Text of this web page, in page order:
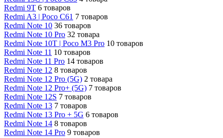
Redmi 9T 6 товаров
Redmi A3 | Poco C61 7 товаров
Redmi Note 10 36 товаров
Redmi Note 10 Pro 32 товара
Redmi Note 10T | Poco M3 Pro 10 товаров
Redmi Note 11 10 товаров
Redmi Note 11 Pro 14 товаров
Redmi Note 12 8 товаров
Redmi Note 12 Pro (5G) 2 товара
Redmi Note 12 Pro+ (5G) 7 товаров
Redmi Note 12S 7 товаров
Redmi Note 13 7 товаров
Redmi Note 13 Pro + 5G 6 товаров
Redmi Note 14 8 товаров
Redmi Note 14 Pro 9 товаров